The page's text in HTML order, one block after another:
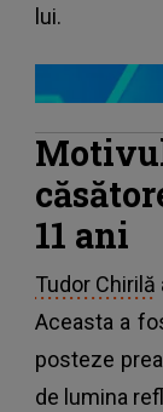
lui.
11 ani
Tudor Chirilă
Aceasta a
posteze
de lumina